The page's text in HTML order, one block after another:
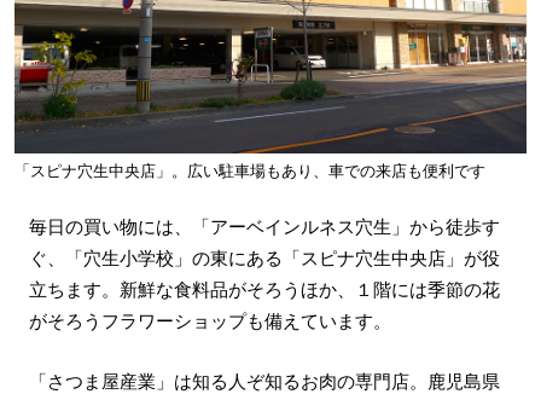
「スピナ穴生中央店」。広い駐車場もあり、車での来店も便利です
毎日の買い物には、「アーベインルネス穴生」から徒歩す
ぐ、「穴生小学校」の東にある「スピナ穴生中央店」が役
立ちます。新鮮な食料品がそろうほか、１階には季節の花
がそろうフラワーショップも備えています。
「さつま屋産業」は知る人ぞ知るお肉の専門店。鹿児島県